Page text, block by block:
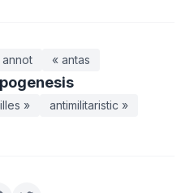
annot « antas
» antimilitaristic »